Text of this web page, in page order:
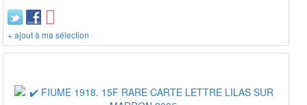
+ ajout à ma sélection